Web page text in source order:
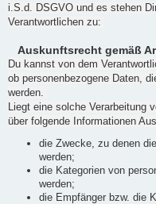
i.S.d. DSGVO und es stehen
Verantwortlichen zu:
Auskunftsrecht gemäß
Du kannst von dem
ob personenbezogene Daten,
werden.
Liegt eine solche Verarbeitung
über folgende Informationen
die Zwecke, zu denen
werden;
die Kategorien von
werden;
die Empfänger bzw. die